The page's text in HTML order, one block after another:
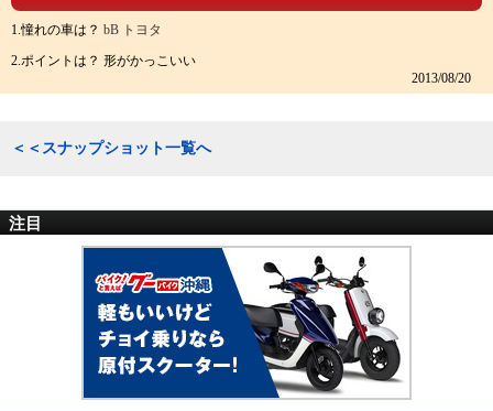
1.憧れの車は？ bB トヨタ
2.ポイントは？ 形がかっこいい
2013/08/20
＜＜スナップショット一覧へ
注目